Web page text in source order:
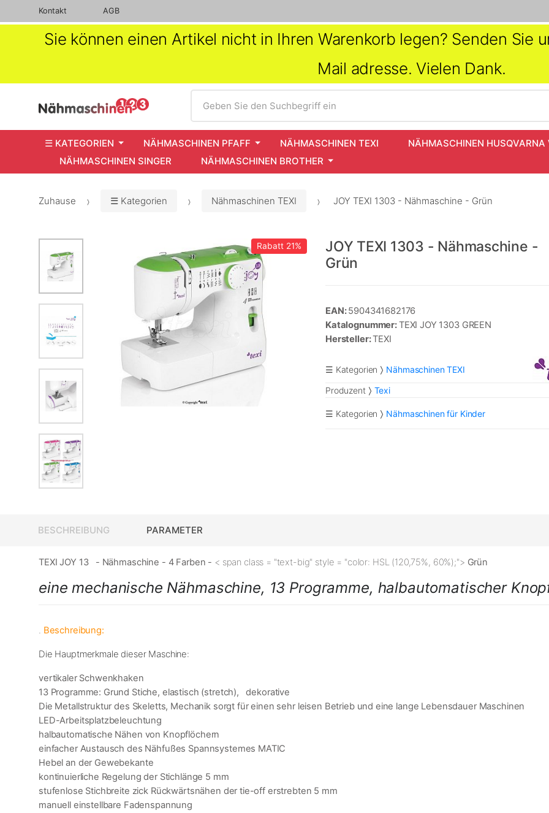
Kontakt AGB
Sie können einen Artikel nicht in Ihren Warenkorb legen? Senden Sie
Mail adresse. Vielen Dank.
Geben Sie den Suchbegriff ein
☰ KATEGORIEN NÄHMASCHINEN PFAFF NÄHMASCHINEN TEXI NÄHMASCHINEN HUSQVARNA
NÄHMASCHINEN SINGER
NÄHMASCHINEN BROTHER
Zuhause ☰ Kategorien Nähmaschinen TEXI JOY TEXI 1303 - Nähmaschine - Grün
Rabatt21%
JOY TEXI 1303 - Nähmaschine -
Grün
EAN:5904341682176
Katalognummer:TEXI JOY 1303 GREEN
Hersteller:TEXI
☰ Kategorien
Nähmaschinen TEXI
Produzent
Texi
☰ Kategorien Nähmaschinen für Kinder
BESCHREIBUNG PARAMETER
TEXI JOY 13 - Nähmaschine - 4 Farben - < span class = "text-big" style = "color: HSL (120,75%, 60%);"> Grün
eine mechanische Nähmaschine, 13 Programme, halbautomatischer
. Beschreibung:
Die Hauptmerkmale dieser Maschine:
vertikaler Schwenkhaken
13 Programme: Grund Stiche, elastisch (stretch), dekorative
Die Metallstruktur des Skeletts, Mechanik sorgt für einen sehr leisen Betrieb und eine lange Lebensdauer Maschinen
LED-Arbeitsplatzbeleuchtung
halbautomatische Nähen von Knopflöchern
einfacher Austausch des Nähfußes Spannsystemes MATIC
Hebel an der Gewebekante
kontinuierliche Regelung der Stichlänge 5 mm
stufenlose Stichbreite zick Rückwärtsnähen der tie-off erstrebten 5 mm
manuell einstellbare Fadenspannung